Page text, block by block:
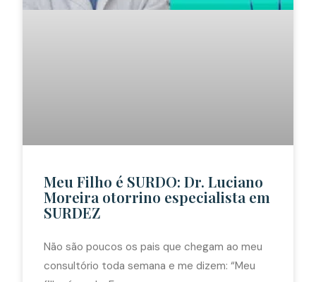
Meu Filho é SURDO: Dr. Luciano
Moreira otorrino especialista em
SURDEZ
Não são poucos os pais que chegam ao meu
consultório toda semana e me dizem: “Meu